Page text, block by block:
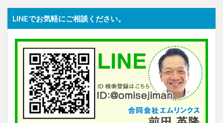
LINEでお気軽にご相談ください。